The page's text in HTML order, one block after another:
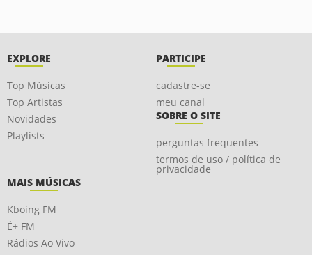
EXPLORE
Top Músicas
Top Artistas
Novidades
Playlists
PARTICIPE
cadastre-se
meu canal
SOBRE O SITE
perguntas frequentes
termos de uso / política de
privacidade
MAIS MÚSICAS
Kboing FM
É+ FM
Rádios Ao Vivo